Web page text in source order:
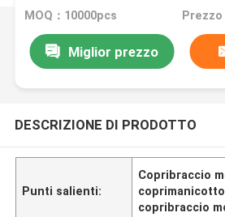
MOQ：10000pcs
Miglior prezzo
DESCRIZIONE DI PRODOTTO
Punti salienti:
Copribraccio
copribraccio